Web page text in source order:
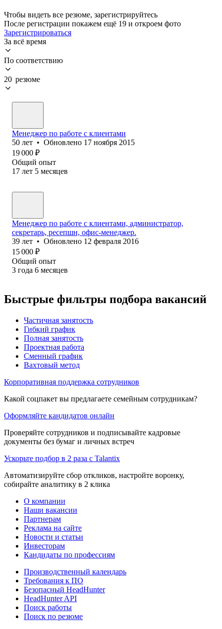
Чтобы видеть все резюме, зарегистрируйтесь
После регистрации покажем ещё 19 и откроем фото
Зарегистрироваться
За всё время
По соответствию
20 резюме
Менеджер по работе с клиентами
50 лет • Обновлено 17 ноября 2015
19 000 ₽
Общий опыт
17 лет 5 месяцев
Менеджер по работе с клиентами, администратор,
секретарь, ресепшн, офис-менеджер.
39 лет • Обновлено 12 февраля 2016
15 000 ₽
Общий опыт
3 года 6 месяцев
Быстрые фильтры подбора вакансий
Частичная занятость
Гибкий график
Полная занятость
Проектная работа
Сменный график
Вахтовый метод
Корпоративная поддержка сотрудников
Какой соцпакет вы предлагаете семейным сотрудникам?
Оформляйте кандидатов онлайн
Проверяйте сотрудников и подписывайте кадровые
документы без бумаг и личных встреч
Ускорьте подбор в 2 раза с Talantix
Автоматизируйте сбор откликов, настройте воронку,
собирайте аналитику в 2 клика
О компании
Наши вакансии
Партнерам
Реклама на сайте
Новости и статьи
Инвесторам
Кандидаты по профессиям
Производственный календарь
Требования к ПО
Безопасный HeadHunter
HeadHunter API
Поиск работы
Поиск по резюме